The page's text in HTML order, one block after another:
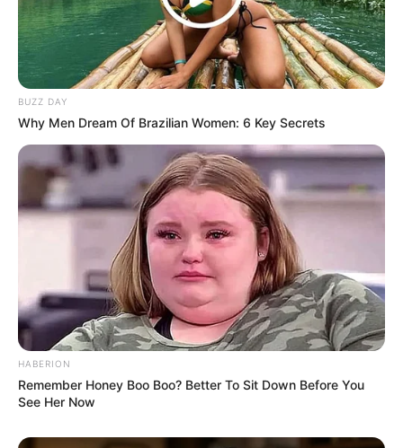
Serem! 9 Chat Ojek Online &
Pelanggan Ini Bikin Auto
Merinding
Bikin Ngakak, 10 Potret
Cosplay Murah Pakai Bahan
BUZZ DAY
Why Men Dream Of Brazilian Women: 6 Key Secrets
HABERION
Remember Honey Boo Boo? Better To Sit Down Before You
See Her Now